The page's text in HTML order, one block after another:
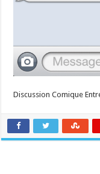
Discussion Comique